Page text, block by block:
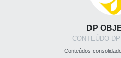
DP
CONTEÚDO
Conteúdos